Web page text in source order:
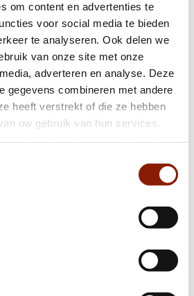
om content en advertenties te
voor social media te bieden
te analyseren. Ook delen we
van onze site met onze
adverteren en analyse. Deze
gegevens combineren met andere
heeft verstrekt of die ze hebben
uw gebruik van hun services.
kunt u meer lezen over onze
instellingen button linksonder op
toestemming op elk moment
60% minder gas:
kan wonderen
brein'
op 24 maart